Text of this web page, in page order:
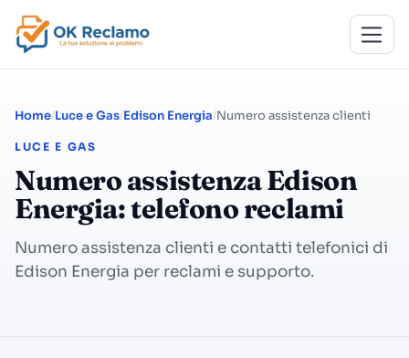
Home Luce e Gas Edison Energia Numero assistenza clienti
LUCE E GAS
Numero assistenza Edison
Energia: telefono reclami
Numero assistenza clienti e contatti telefonici di
Edison Energia per reclami e supporto.